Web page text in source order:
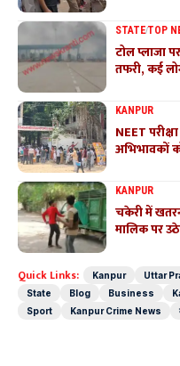
STATETOP
टोल प्लाजा
तफरी, कई
KANPUR
NEET
अभिभावकों
KANPUR
चकेरी में
मालिक पर
Quick Links: Kanpur Uttar
State
Blog Business
Sport
Kanpur Crime News